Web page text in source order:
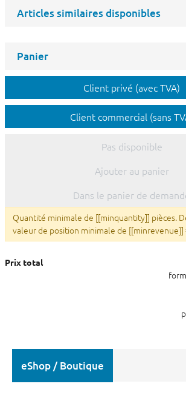
Articles similaires disponibles
Panier
Client privé (avec TVA)
Client commercial (sans
Pas disponible
Ajouter au panier
Dans le panier de
Quantité minimale de [[minquantity]] pièces.
valeur de position minimale de [[minrevenue]]
Prix total
eShop / Boutique